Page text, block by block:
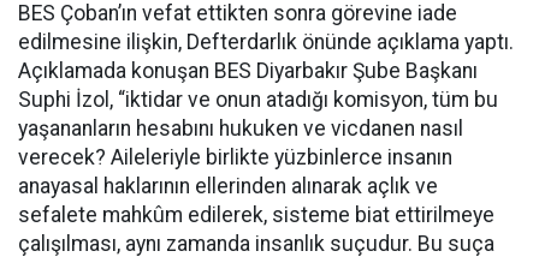
BES Çoban’ın vefat ettikten sonra görevine iade
edilmesine ilişkin, Defterdarlık önünde açıklama yaptı.
Açıklamada konuşan BES Diyarbakır Şube Başkanı
Suphi İzol, “iktidar ve onun atadığı komisyon, tüm bu
yaşananların hesabını hukuken ve vicdanen nasıl
verecek? Aileleriyle birlikte yüzbinlerce insanın
anayasal haklarının ellerinden alınarak açlık ve
sefalete mahkûm edilerek, sisteme biat ettirilmeye
çalışılması, aynı zamanda insanlık suçudur. Bu suça